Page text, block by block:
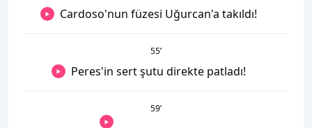
Cardoso'nun füzesi Uğurcan'a takıldı!
55’
Peres'in sert şutu direkte patladı!
59’